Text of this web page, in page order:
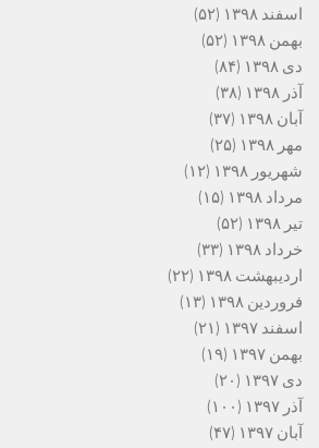
اسفند ۱۳۹۸
(۵۲)
بهمن ۱۳۹۸
(۵۲)
دی ۱۳۹۸
(۸۴)
آذر ۱۳۹۸
(۳۸)
آبان ۱۳۹۸
(۳۷)
مهر ۱۳۹۸
(۲۵)
شهریور ۱۳۹۸
(۱۲)
مرداد ۱۳۹۸
(۱۵)
تیر ۱۳۹۸
(۵۲)
خرداد ۱۳۹۸
(۳۳)
اردیبهشت ۱۳۹۸
(۲۲)
فروردین ۱۳۹۸
(۱۳)
اسفند ۱۳۹۷
(۲۱)
بهمن ۱۳۹۷
(۱۹)
دی ۱۳۹۷
(۲۰)
آذر ۱۳۹۷
(۱۰۰)
آبان ۱۳۹۷
(۴۷)